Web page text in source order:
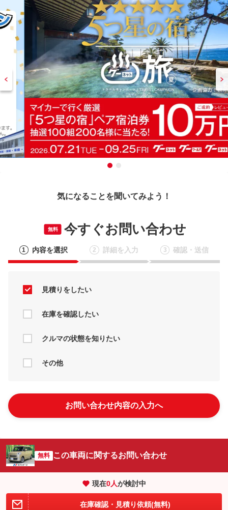
気になることを聞いてみよう！
無料 今すぐお問い合わせ
1 内容を選択 2 詳細を入力 3 確認・送信
見積りをしたい
在庫を確認したい
クルマの状態を知りたい
その他
お問い合わせ内容の入力へ
無料 この車両に関するお問い合わせ
現在0人が検討中
在庫確認・見積り依頼(無料)